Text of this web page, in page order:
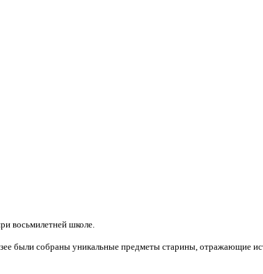
восьмилетней школе.
были собраны уникальные предметы старины, отражающие